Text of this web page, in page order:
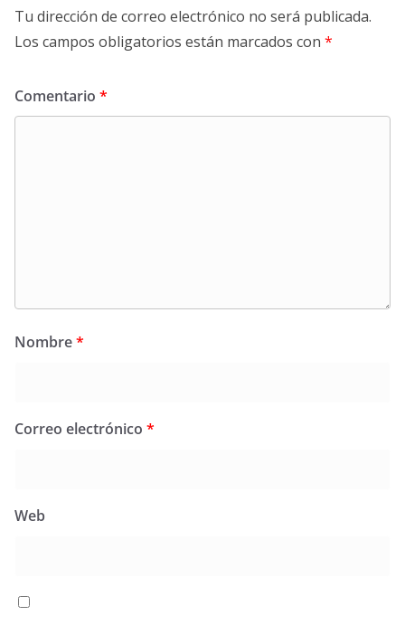
Tu dirección de correo electrónico no será publicada.
Los campos obligatorios están marcados con *
Comentario *
Nombre*
Correo electrónico *
Web